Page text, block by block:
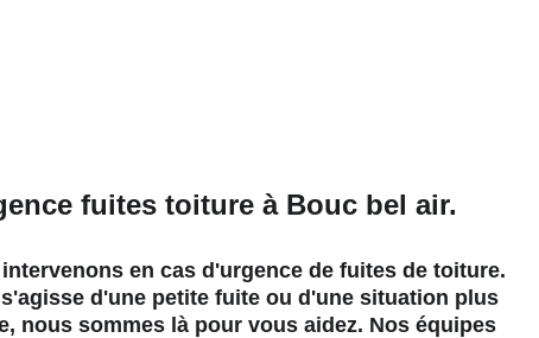
fuites toiture à Bouc bel air.
en cas d'urgence de fuites de toiture.
d'une petite fuite ou d'une situation plus
nous sommes là pour vous aidez. Nos équipes